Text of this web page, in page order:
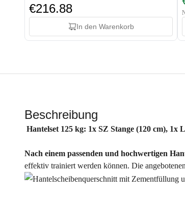
€216.88
In den Warenkorb
Beschreibung
Hantelset 125 kg: 1x SZ Stange (120 cm),
Nach einem passenden und hochwertigen
effektiv trainiert werden können. Die